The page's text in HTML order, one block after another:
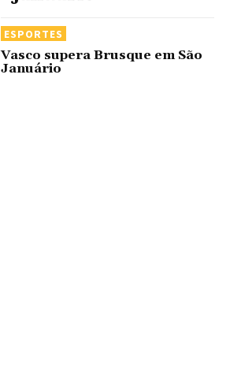
ESPORTES
Vasco supera Brusque em São
Januário